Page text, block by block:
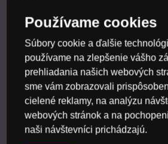
Magazín
Poradňa
Slovník pojmov
Dokumenty na stiahnutie
Používame cookies
Súbory cookie a ďalšie
používame na zlepšenie vášho
prehliadania našich webových
sme vám zobrazovali
cielené reklamy, na analýzu
webových stránok a na
naši návštevníci prichádzajú.